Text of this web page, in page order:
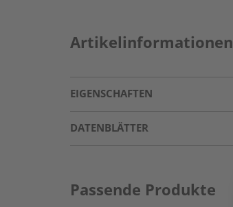
Artikelinformationen
EIGENSCHAFTEN
DATENBLÄTTER
Passende Produkte